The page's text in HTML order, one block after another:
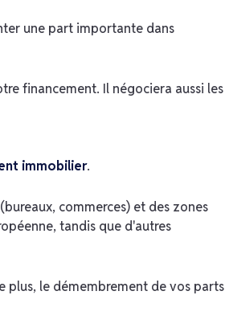
une part importante dans
financement. Il négociera aussi les
immobilier.
commerces) et des zones
tandis que d'autres
plus, le démembrement de vos parts